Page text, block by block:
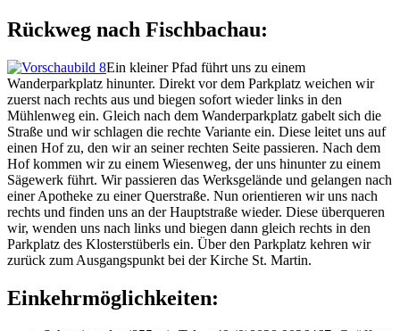
Rückweg nach Fischbachau:
Ein kleiner Pfad führt uns zu einem
Wanderparkplatz hinunter. Direkt vor dem Parkplatz weichen wir
zuerst nach rechts aus und biegen sofort wieder links in den
Mühlenweg ein. Gleich nach dem Wanderparkplatz gabelt sich die
Straße und wir schlagen die rechte Variante ein. Diese leitet uns auf
einen Hof zu, den wir an seiner rechten Seite passieren. Nach dem
Hof kommen wir zu einem Wiesenweg, der uns hinunter zu einem
Sägewerk führt. Wir passieren das Werksgelände und gelangen nach
einer Apotheke zu einer Querstraße. Nun orientieren wir uns nach
rechts und finden uns an der Hauptstraße wieder. Diese überqueren
wir, wenden uns nach links und biegen dann gleich rechts in den
Parkplatz des Klosterstüberls ein. Über den Parkplatz kehren wir
zurück zum Ausgangspunkt bei der Kirche St. Martin.
Einkehrmöglichkeiten: